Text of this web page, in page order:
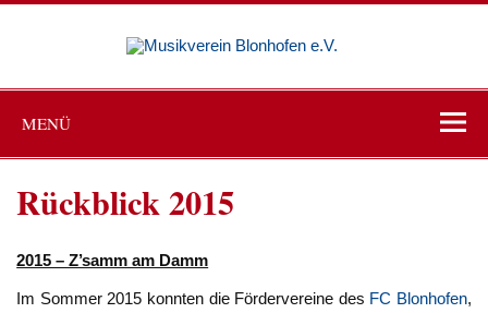
Zum
e.V.
MENÜ
Rückblick 2015
2015 – Z’samm am Damm
Im Sommer 2015 konnten die Fördervereine des FC Blonhofen,